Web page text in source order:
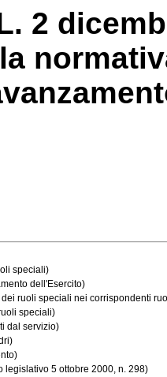
2
speciali)
dell'Esercito)
ruoli speciali nei corrispondenti
speciali)
dal servizio)
legislativo 5 ottobre 2000, n. 298)